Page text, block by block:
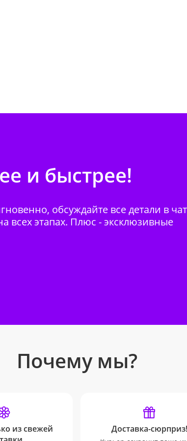
и быстрее!
обсуждайте все детали в
всех этапах. Плюс - эксклюзивные
Почему мы?
из свежей
Доставка-сюрприз!